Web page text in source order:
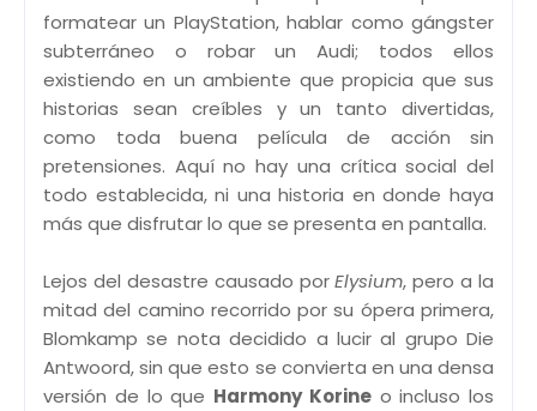
formatear un PlayStation, hablar como gángster
subterráneo o robar un Audi; todos ellos
existiendo en un ambiente que propicia que sus
historias sean creíbles y un tanto divertidas,
como toda buena película de acción sin
pretensiones. Aquí no hay una crítica social del
todo establecida, ni una historia en donde haya
más que disfrutar lo que se presenta en pantalla.
Lejos del desastre causado porElysium, pero a la
mitad del camino recorrido por su ópera primera,
Blomkamp se nota decidido a lucir al grupo Die
Antwoord, sin que esto se convierta en una densa
versión de lo que Harmony Korineo incluso los